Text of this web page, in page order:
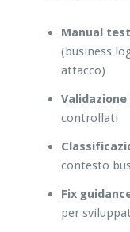
Manual
(business
attacco)
controllati
contesto
Fix
per